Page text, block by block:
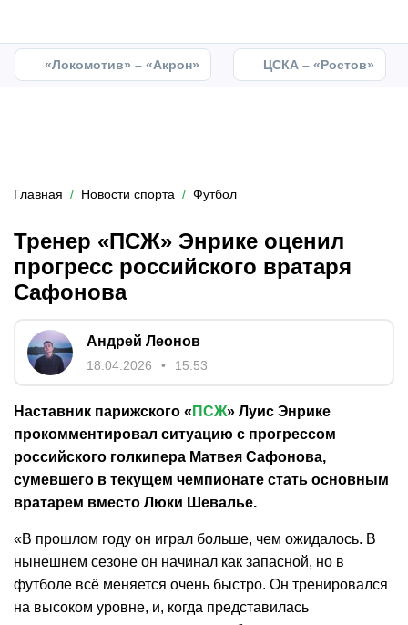
«Локомотив» – «Акрон» ЦСКА – «Ростов»
Главная Новости спорта Футбол
Тренер «ПСЖ» Энрике оценил
прогресс российского вратаря
Сафонова
Андрей Леонов
18.04.2026 15:53
Наставник парижского « ПСЖ» Луис Энрике
прокомментировал ситуацию с прогрессом
российского голкипера Матвея Сафонова,
сумевшего в текущем чемпионате стать основным
вратарем вместо Люки Шевалье.
«В прошлом году он играл больше, чем ожидалось. В
нынешнем сезоне он начинал как запасной, но в
футболе всё меняется очень быстро. Он тренировался
на высоком уровне, и, когда представилась